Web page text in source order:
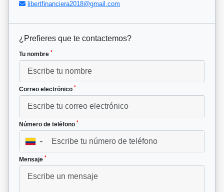
libertfinanciera2018@gmail.com
¿Prefieres que te contactemos?
Tu nombre *
Correo electrónico *
Número de teléfono *
▼
Mensaje *